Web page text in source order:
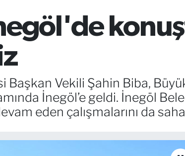
Başkan Vekili Şahin Biba,
İnegöl’e geldi. İnegöl
eden çalışmalarını da